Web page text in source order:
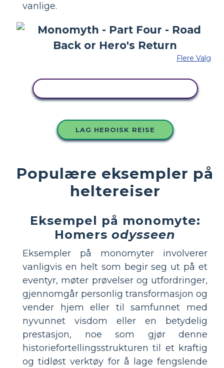
vanlige.
Flere Valg
LAG HEROISK REISE
Populære eksempler på
heltereiser
Eksempel på monomyte:
Homers odysseen
Eksempler på monomyter involverer
vanligvis en helt som begir seg ut på et
eventyr, møter prøvelser og utfordringer,
gjennomgår personlig transformasjon og
vender hjem eller til samfunnet med
nyvunnet visdom eller en betydelig
prestasjon, noe som gjør denne
historiefortellingsstrukturen til et kraftig
og tidløst verktøy for å lage fengslende